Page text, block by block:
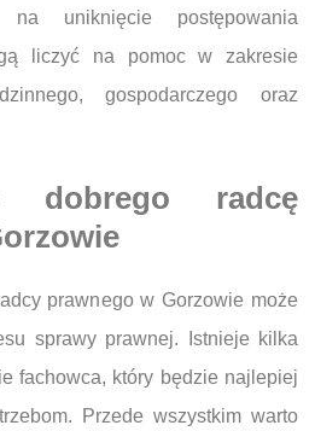
na uniknięcie postępowania
liczyć na pomoc w zakresie
gospodarczego oraz
dobrego radcę
prawnego w Gorzowie może
sprawy prawnej. Istnieje kilka
fachowca, który będzie najlepiej
Przede wszystkim warto